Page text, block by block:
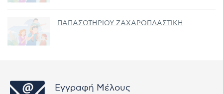
ΠΑΠΑΣΩΤΗΡΙΟΥ ΖΑΧΑΡΟΠΛΑΣΤΙΚΗ
Εγγραφή Μέλους